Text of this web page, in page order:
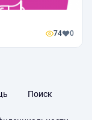
74 0
Поиск